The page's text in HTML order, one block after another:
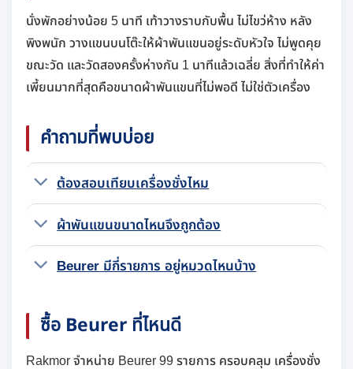
นั่งพักอย่างน้อย 5 นาที เท้าวางราบกับพื้น ไม่ไขว่ห้าง หลัง
พิงพนัก วางแขนบนโต๊ะให้ผ้าพันแขนอยู่ระดับหัวใจ ไม่พูดคุย
ขณะวัด และวัดสองครั้งห่างกัน 1 นาทีแล้วเฉลี่ย สิ่งที่ทำให้ค่า
เพี้ยนมากที่สุดคือขนาดผ้าพันแขนที่ไม่พอดี ไม่ใช่ตัวเครื่อง
คำถามที่พบบ่อย
ต้องสอบเทียบเครื่องชั่งไหม
ผ้าพันแขนขนาดไหนจึงถูกต้อง
Beurer มีกี่รายการ อยู่หมวดไหนบ้าง
ซื้อ Beurer ที่ไหนดี
Rakmor จำหน่าย Beurer 99 รายการ ครอบคลุม เครื่องชั่ง